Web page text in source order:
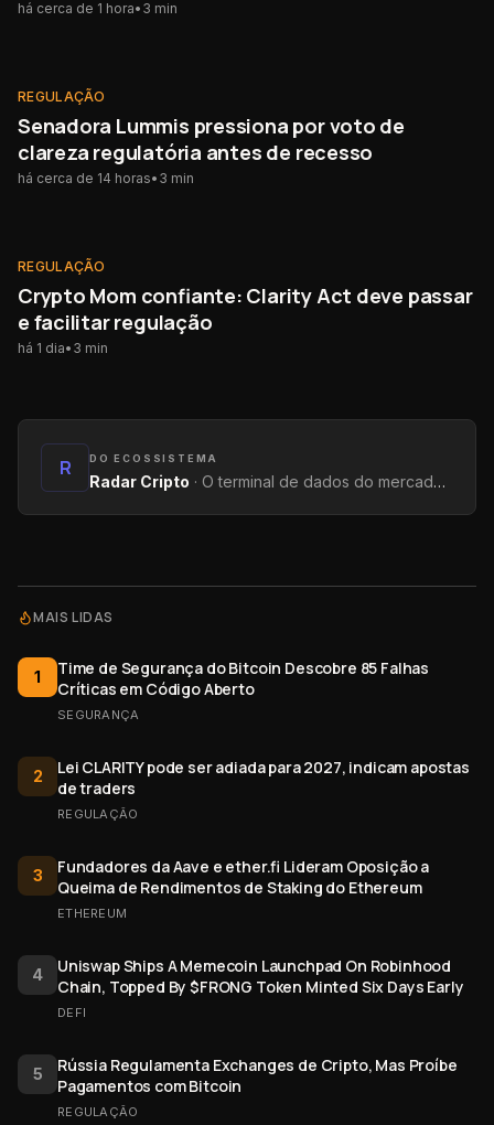
há cerca de 1 hora• 3 min
REGULAÇÃO
REGULAÇÃO
Senadora Lummis pressiona por voto de
clareza regulatória antes de recesso
há cerca de 14 horas• 3 min
REGULAÇÃO
REGULAÇÃO
Crypto Mom confiante: Clarity Act deve passar
e facilitar regulação
há 1 dia• 3 min
R DO ECOSSISTEMA
Radar Cripto · O terminal de dados do mercado: métricas on-chain, yields, captações e tendências.
MAIS LIDAS
1
Time de Segurança do Bitcoin Descobre 85 Falhas
Críticas em Código Aberto
SEGURANÇA
2
Lei CLARITY pode ser adiada para 2027, indicam apostas
de traders
REGULAÇÃO
3
Fundadores da Aave e ether.fi Lideram Oposição a
Queima de Rendimentos de Staking do Ethereum
ETHEREUM
4
Uniswap Ships A Memecoin Launchpad On Robinhood
Chain, Topped By $FRONG Token Minted Six Days Early
DEFI
5
Rússia Regulamenta Exchanges de Cripto, Mas Proíbe
Pagamentos com Bitcoin
REGULAÇÃO